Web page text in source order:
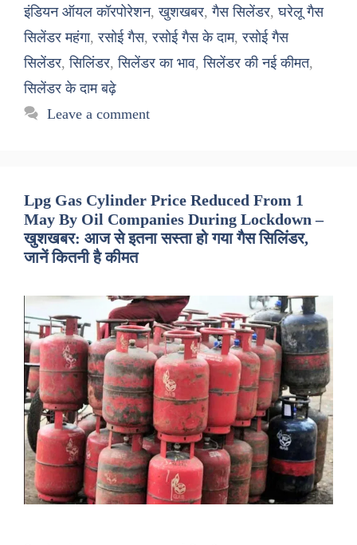
इंडियन ऑयल कॉरपोरेशन,खुशखबर,गैस सिलेंडर,घरेलू गैस
सिलेंडर महंगा,रसोई गैस,रसोई गैस के दाम,रसोई गैस
सिलेंडर,सिलिंडर,सिलेंडर का भाव,सिलेंडर की नई कीमत,
सिलेंडर के दाम बढ़े
Leave a comment
Lpg Gas Cylinder Price Reduced From 1
May By Oil Companies During Lockdown –
खुशखबर: आज से इतना सस्ता हो गया गैस सिलिंडर,
जानें कितनी है कीमत